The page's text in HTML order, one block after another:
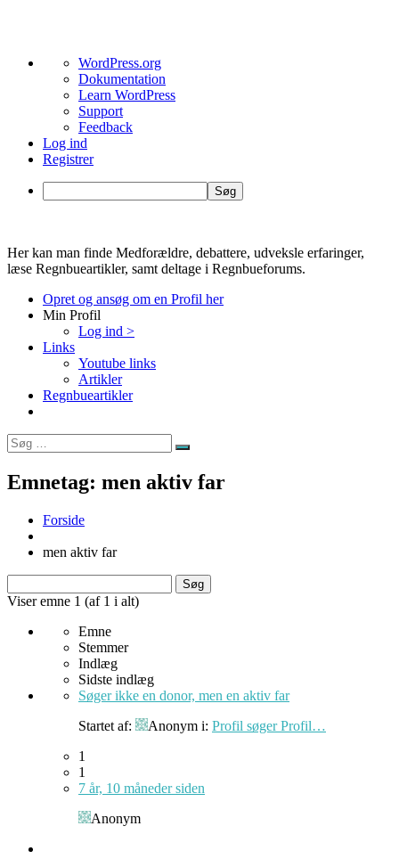
WordPress
WordPress.org
Dokumentation
Learn WordPress
Support
Feedback
Log ind
Registrer
Søg
indhold
Her kan man finde Medforældre, debattere, udveksle erfaringer,
læse Regnbueartikler, samt deltage i Regnbueforums.
Opret og ansøg om en Profil her
Min Profil
Log ind >
Links
Youtube links
Artikler
Regnbueartikler
Søg
efter:
Søg
Emnetag: men aktiv far
Forside
men aktiv far
efter:
Viser emne 1 (af 1 i alt)
Emne
Stemmer
Indlæg
Sidste indlæg
Søger ikke en donor, men en aktiv far
Startet af:
Anonym i: Profil søger Profil…
1
1
7 år, 10 måneder siden
Anonym